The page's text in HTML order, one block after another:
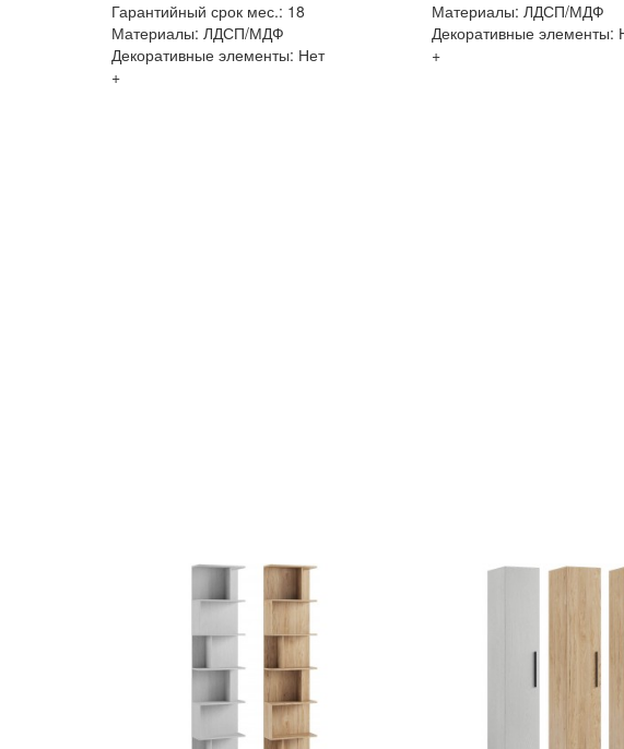
Гарантийный срок мес.: 18
Материалы: ЛДСП/МДФ
Декоративные элементы: Нет
+
Материалы: ЛДСП/МДФ
Декоративные элементы:
+